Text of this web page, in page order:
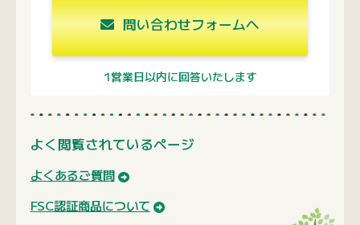
問い合わせフォームへ
1営業日以内に回答いたします
よく閲覧されているページ
よくあるご質問
FSC認証商品について